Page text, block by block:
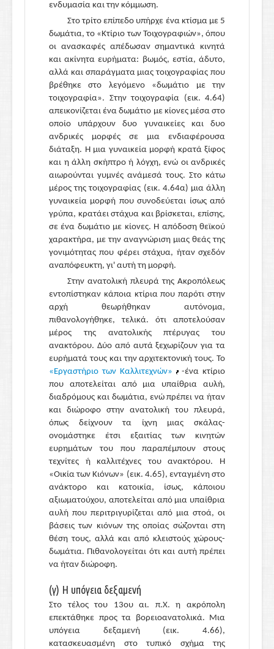
ενδυμασία και την κόμμωση.
Στο τρίτο επίπεδο υπήρχε ένα κτίσμα με 5
δωμάτια, το «Κτίριο των Τοιχογραφιών», όπου
οι ανασκαφές απέδωσαν σημαντικά κινητά
και ακίνητα ευρήματα: βωμός, εστία, άδυτο,
αλλά και σπαράγματα μιας τοιχογραφίας που
βρέθηκε στο λεγόμενο «δωμάτιο με την
τοιχογραφία». Στην τοιχογραφία (εικ. 4.64)
απεικονίζεται ένα δωμάτιο με κίονες μέσα στο
οποίο υπάρχουν δυο γυναικείες και δυο
ανδρικές μορφές σε μια ενδιαφέρουσα
διάταξη. Η μια γυναικεία μορφή κρατά ξίφος
και η άλλη σκήπτρο ή λόγχη, ενώ οι ανδρικές
αιωρούνται γυμνές ανάμεσά τους. Στο κάτω
μέρος της τοιχογραφίας (εικ. 4.64α) μια άλλη
γυναικεία μορφή που συνοδεύεται ίσως από
γρύπα, κρατάει στάχυα και βρίσκεται, επίσης,
σε ένα δωμάτιο με κίονες. Η απόδοση θεϊκού
χαρακτήρα, με την αναγνώριση μιας θεάς της
γονιμότητας που φέρει στάχυα, ήταν σχεδόν
αναπόφευκτη, γι' αυτή τη μορφή.
Στην ανατολική πλευρά της Ακροπόλεως
εντοπίστηκαν κάποια κτίρια που παρότι στην
αρχή θεωρήθηκαν αυτόνομα,
πιθανολογήθηκε, τελικά. ότι αποτελούσαν
μέρος της ανατολικής πτέρυγας του
ανακτόρου. Δύο από αυτά ξεχωρίζουν για τα
ευρήματά τους και την αρχιτεκτονική τους. Το
«Εργαστήριο των Καλλιτεχνών»
-ένα κτίριο
που αποτελείται από μια υπαίθρια αυλή,
διαδρόμους και δωμάτια, ενώ πρέπει να ήταν
και διώροφο στην ανατολική του πλευρά,
όπως δείχνουν τα ίχνη μιας σκάλας-
ονομάστηκε έτσι εξαιτίας των κινητών
ευρημάτων του που παραπέμπουν στους
τεχνίτες ή καλλιτέχνες του ανακτόρου. Η
«Οικία των Κιόνων» (εικ. 4.65), ενταγμένη στο
ανάκτορο και κατοικία, ίσως, κάποιου
αξιωματούχου, αποτελείται από μια υπαίθρια
αυλή που περιτριγυρίζεται από μια στοά, οι
βάσεις των κιόνων της οποίας σώζονται στη
θέση τους, αλλά και από κλειστούς χώρους-
δωμάτια. Πιθανολογείται ότι και αυτή πρέπει
να ήταν διώροφη.
(γ) Η υπόγεια δεξαμενή
Στο τέλος του 13ου αι. π.Χ. η ακρόπολη
επεκτάθηκε προς τα βορειοανατολικά. Μια
υπόγεια δεξαμενή (εικ. 4.66),
κατασκευασμένη στο τυπικό σχήμα της